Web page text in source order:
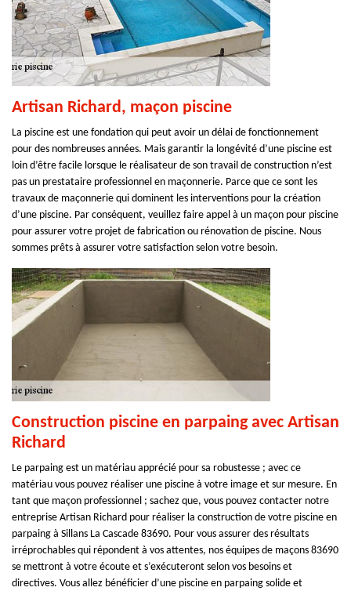
Artisan Richard, maçon piscine
La piscine est une fondation qui peut avoir un délai de fonctionnement
pour des nombreuses années. Mais garantir la longévité d’une piscine est
loin d’être facile lorsque le réalisateur de son travail de construction n’est
pas un prestataire professionnel en maçonnerie. Parce que ce sont les
travaux de maçonnerie qui dominent les interventions pour la création
d’une piscine. Par conséquent, veuillez faire appel à un maçon pour piscine
pour assurer votre projet de fabrication ou rénovation de piscine. Nous
sommes prêts à assurer votre satisfaction selon votre besoin.
Construction piscine en parpaing avec Artisan
Richard
Le parpaing est un matériau apprécié pour sa robustesse ; avec ce
matériau vous pouvez réaliser une piscine à votre image et sur mesure. En
tant que maçon professionnel ; sachez que, vous pouvez contacter notre
entreprise Artisan Richard pour réaliser la construction de votre piscine en
parpaing à Sillans La Cascade 83690. Pour vous assurer des résultats
irréprochables qui répondent à vos attentes, nos équipes de maçons 83690
se mettront à votre écoute et s’exécuteront selon vos besoins et
directives. Vous allez bénéficier d’une piscine en parpaing solide et